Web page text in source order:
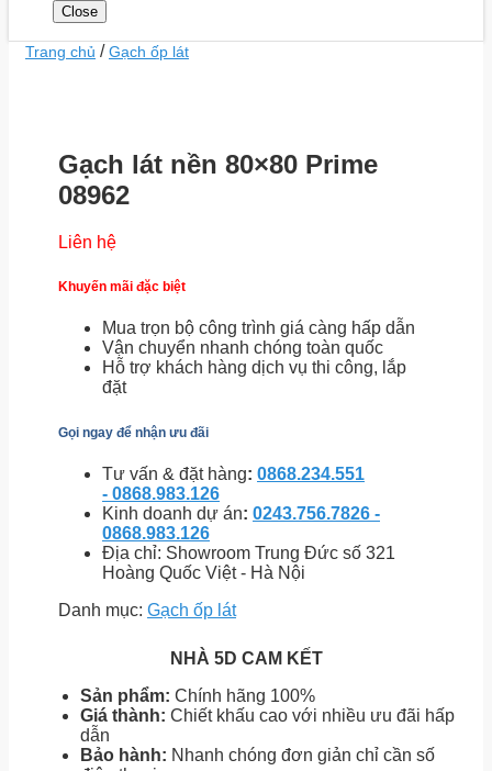
Close
Trang chủ / Gạch ốp lát
Gạch lát nền 80×80 Prime
08962
Liên hệ
Khuyến mãi đặc biệt
Mua trọn bộ công trình giá càng hấp dẫn
Vận chuyển nhanh chóng toàn quốc
Hỗ trợ khách hàng dịch vụ thi công, lắp
đặt
Gọi ngay để nhận ưu đãi
Tư vấn & đặt hàng: 0868.234.551
- 0868.983.126
Kinh doanh dự án: 0243.756.7826 -
0868.983.126
Địa chỉ: Showroom Trung Đức số 321
Hoàng Quốc Việt - Hà Nội
Danh mục: Gạch ốp lát
NHÀ 5D CAM KẾT
Sản phẩm: Chính hãng 100%
Giá thành: Chiết khấu cao với nhiều ưu đãi hấp
dẫn
Bảo hành: Nhanh chóng đơn giản chỉ cần số